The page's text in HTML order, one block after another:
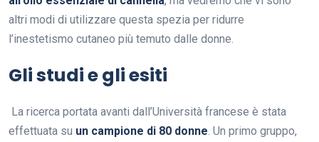
altri modi di utilizzare questa spezia per ridurre
l’inestetismo cutaneo più temuto dalle donne.
Gli studi e gli esiti
La ricerca portata avanti dall’Università francese è stata
effettuata su un campione di 80 donne . Un primo gruppo,